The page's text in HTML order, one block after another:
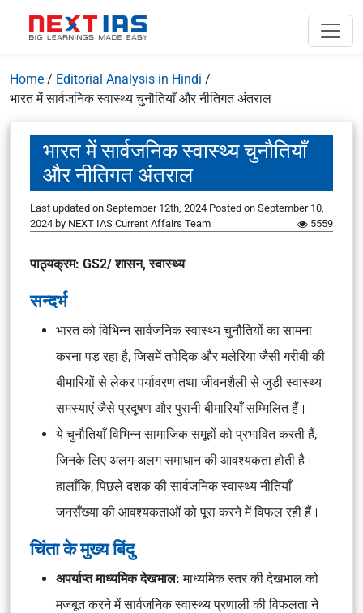
Home / Editorial Analysis in Hindi /
भारत में सार्वजनिक स्वास्थ्य चुनौतियाँ और नीतिगत अंतराल
भारत में सार्वजनिक स्वास्थ्य चुनौतियाँ
और नीतिगत अंतराल
Last updated on September 12th, 2024 Posted on September 10,
2024 by NEXT IAS Current Affairs Team 5559
पाठ्यक्रम: GS2/ शासन, स्वास्थ्य
सन्दर्भ
भारत को विभिन्न सार्वजनिक स्वास्थ्य चुनौतियों का सामना
करना पड़ रहा है, जिसमें तपेदिक और मलेरिया जैसी गरीबी की
बीमारियों से लेकर पर्यावरण तथा जीवनशैली से जुड़ी स्वास्थ्य
समस्याएं जैसे प्रदूषण और पुरानी बीमारियाँ सम्मिलित हैं।
ये चुनौतियाँ विभिन्न सामाजिक समूहों को प्रभावित करती हैं,
जिनके लिए अलग-अलग समाधान की आवश्यकता होती है।
हालाँकि, पिछले दशक की सार्वजनिक स्वास्थ्य नीतियाँ
जनसँख्या की आवश्यकताओं को पूरा करने में विफल रही हैं।
चिंता के मुख्य बिंदु
अपर्याप्त माध्यमिक देखभाल: माध्यमिक स्तर की देखभाल को
मजबूत करने में सार्वजनिक स्वास्थ्य प्रणाली की विफलता ने